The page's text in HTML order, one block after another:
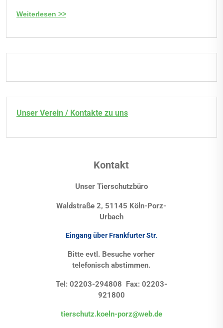
Weiterlesen >>
Unser Verein / Kontakte zu uns
Kontakt
Unser Tierschutzbüro
Waldstraße 2, 51145 Köln-Porz-
Urbach
Eingang über Frankfurter Str.
Bitte evtl. Besuche vorher
telefonisch abstimmen.
Tel: 02203-294808 Fax: 02203-
921800
tierschutz.koeln-porz@web.de